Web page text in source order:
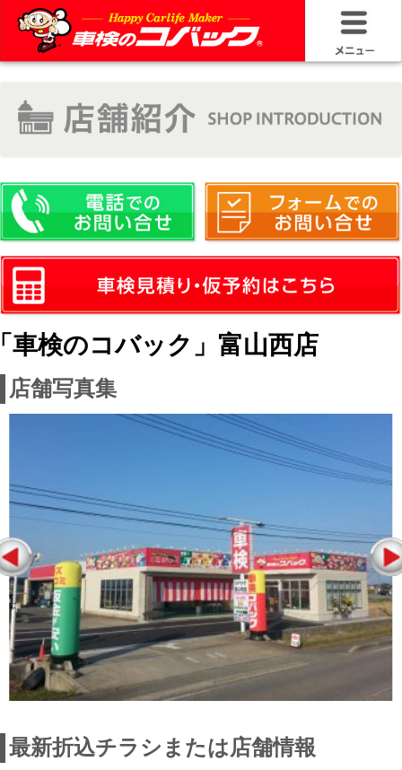
HOME
お問い合わ
車検サービ
安さの構造
20年50万キ
車検のコバック」富山西店
店舗写真集
最新折込チラシまたは店舗情報